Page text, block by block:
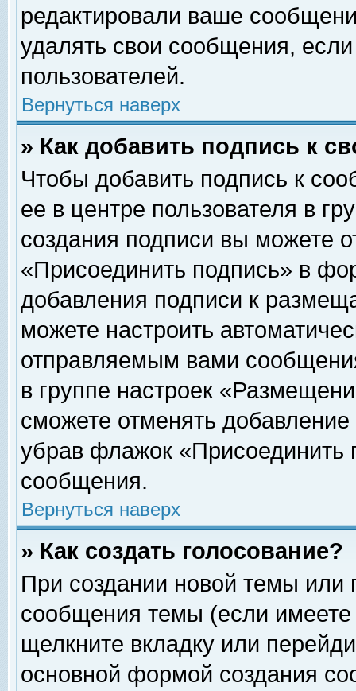
редактировали ваше
удалять свои сообщения,
пользователей.
Вернуться наверх
» Как добавить подпись к
Чтобы добавить подпись к
ее в центре пользователя в
создания подписи вы можете
«Присоединить подпись» в
добавления подписи к
можете настроить
отправляемым вами
в группе настроек
сможете отменять
убрав флажок «Присоединить
сообщения.
Вернуться наверх
» Как создать голосование?
При создании новой темы или
сообщения темы (если
щелкните вкладку или
основной формой создания